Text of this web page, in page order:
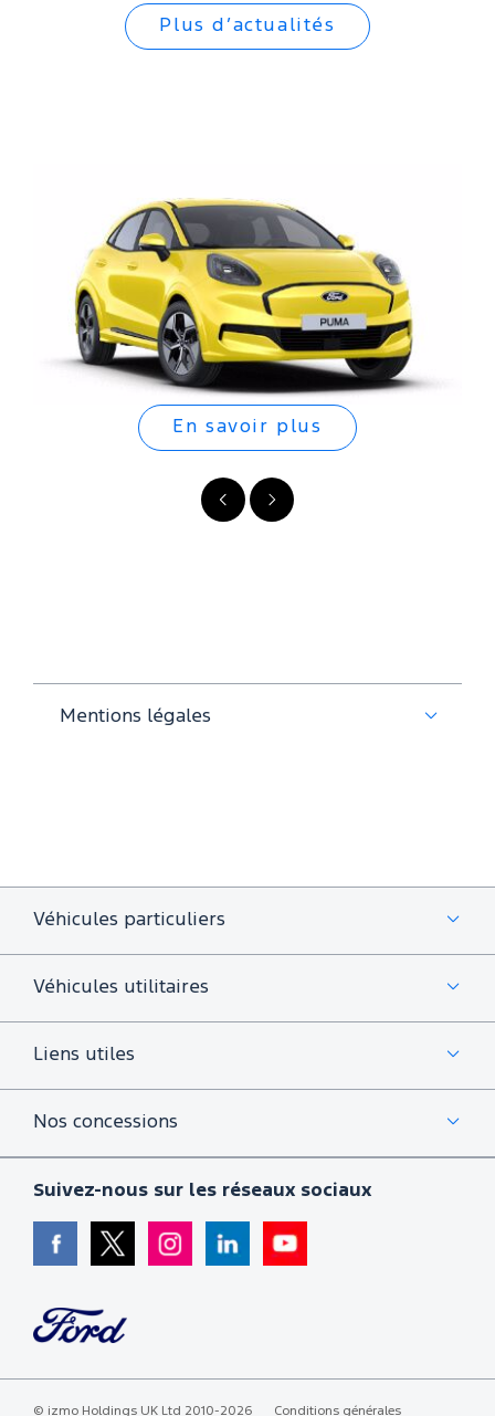
Plus d’actualités
Suivant
Précédent
En savoir plus
Mentions légales
Véhicules particuliers
Véhicules utilitaires
Liens utiles
Nos concessions
Suivez-nous sur les réseaux sociaux
© izmo Holdings UK Ltd 2010-2026 Conditions générales